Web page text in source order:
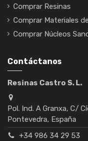
Comprar Resinas
Comprar Materiales
Comprar Núcleos
Contáctanos
Resinas Castro S. L.
Pol. Ind. A Granxa, C/
Pontevedra, España
+34 986 34 29 53